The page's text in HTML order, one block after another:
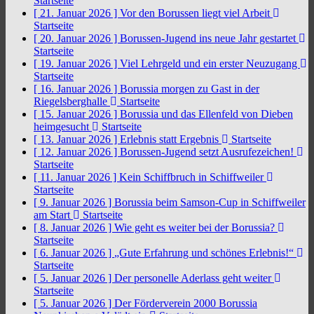
[ 21. Januar 2026 ] Vor den Borussen liegt viel Arbeit
Startseite
[ 20. Januar 2026 ] Borussen-Jugend ins neue Jahr gestartet
Startseite
[ 19. Januar 2026 ] Viel Lehrgeld und ein erster Neuzugang
Startseite
[ 16. Januar 2026 ] Borussia morgen zu Gast in der
Riegelsberghalle
Startseite
[ 15. Januar 2026 ] Borussia und das Ellenfeld von Dieben
heimgesucht
Startseite
[ 13. Januar 2026 ] Erlebnis statt Ergebnis
Startseite
[ 12. Januar 2026 ] Borussen-Jugend setzt Ausrufezeichen!
Startseite
[ 11. Januar 2026 ] Kein Schiffbruch in Schiffweiler
Startseite
[ 9. Januar 2026 ] Borussia beim Samson-Cup in Schiffweiler
am Start
Startseite
[ 8. Januar 2026 ] Wie geht es weiter bei der Borussia?
Startseite
[ 6. Januar 2026 ] „Gute Erfahrung und schönes Erlebnis!“
Startseite
[ 5. Januar 2026 ] Der personelle Aderlass geht weiter
Startseite
[ 5. Januar 2026 ] Der Förderverein 2000 Borussia